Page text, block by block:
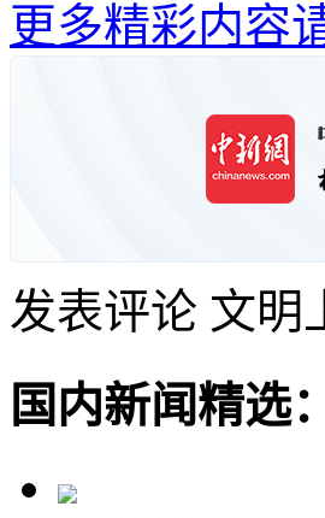
更多精彩内容
发表评论 文明
国内新闻精选：